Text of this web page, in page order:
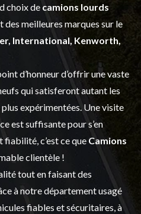
choix de camions lourds
des meilleures marques sur le
International, Kenworth,
d’honneur d’offrir une vaste
qui satisferont autant les
expérimentées. Une visite
est suffisante pour s’en
c’est ce que Camions
clientèle !
tout en faisant des
à notredépartement usagé
fiables et sécuritaires, à